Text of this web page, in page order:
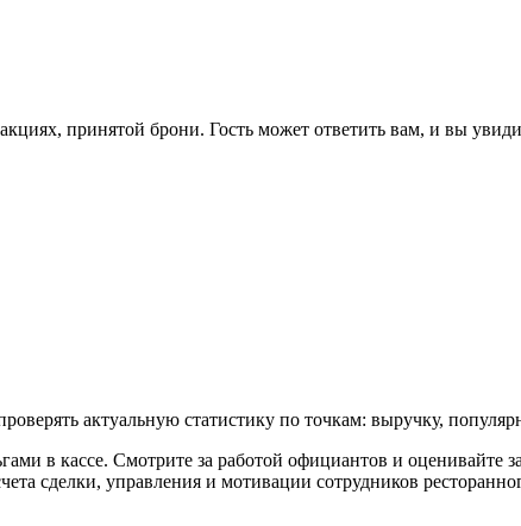
принятой брони. Гость может ответить вам, и вы
актуальную статистику по точкам: выручку,
в кассе. Смотрите за работой официантов и оценивайте
сделки, управления и мотивации сотрудников